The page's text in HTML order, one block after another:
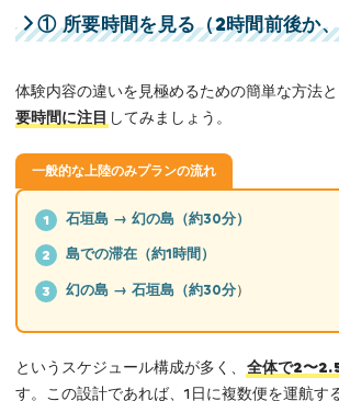
① 所要時間を見る（2時間前後か
体験内容の違いを見極めるための簡単な方法と
要時間に注目 してみましょう。
一般的な上陸のみプランの流れ
1 石垣島 → 幻の島（約30分）
2 島での滞在（約1時間）
3 幻の島 → 石垣島（約30分）
というスケジュール構成が多く、 全体で2〜
す。この設計であれば、1日に複数便を運航す